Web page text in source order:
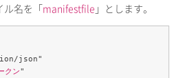
名を「manifestfile 」とします。
json"
クン"